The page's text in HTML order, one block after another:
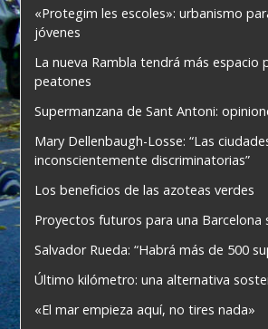
«Protegim les escoles»: urbanismo
jóvenes
La nueva Rambla tendrá más espacio
peatones
Supermanzana de Sant Antoni:
Mary Dellenbaugh-Losse: “Las
inconscientemente discriminatorias”
Los beneficios de las azoteas verdes
Proyectos futuros para una Barcelona
Salvador Rueda: “Habrá más de 500
Último kilómetro: una alternativa
«El mar empieza aquí, no tires nada»